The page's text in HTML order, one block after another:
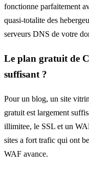
fonctionne parfaitement
quasi-totalite des
serveurs DNS de votre
Le plan gratuit de
suffisant ?
Pour un blog, un site
gratuit est largement
illimitee, le SSL et un
sites a fort trafic qui ont
WAF avance.